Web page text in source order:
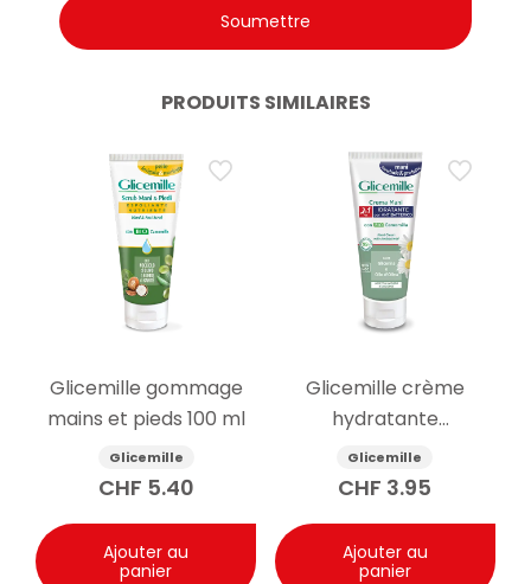
PRODUITS SIMILAIRES
Glicemille gommage
mains et pieds 100 ml
Glicemille
CHF 5.40
Ajouter au
panier
Glicemille crème
hydratante
antibactérienne pour
les mains 100ml
Glicemille
CHF 3.95
Ajouter au
panier